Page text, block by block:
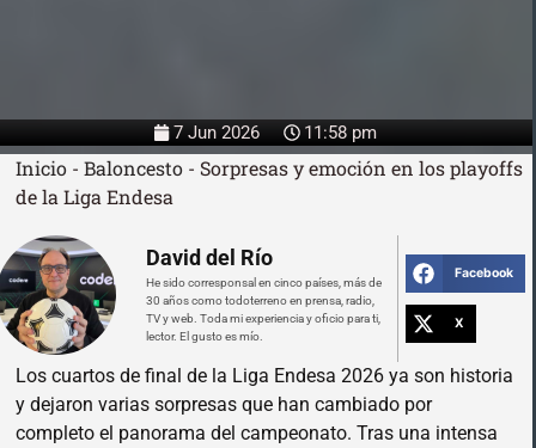
7 Jun 2026 11:58 pm
Inicio - Baloncesto - Sorpresas y emoción en los playoffs
de la Liga Endesa
David del Río
He sido corresponsal en cinco países, más de
30 años como todoterreno en prensa, radio,
TV y web. Toda mi experiencia y oficio para ti,
lector. El gusto es mío.
Facebook
X
Los cuartos de final de la Liga Endesa 2026 ya son historia
y dejaron varias sorpresas que han cambiado por
completo el panorama del campeonato. Tras una intensa